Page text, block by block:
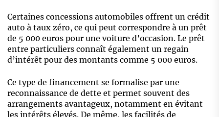
Certaines concessions automobiles offrent un crédit
auto à taux zéro, ce qui peut correspondre à un prêt
de 5 000 euros pour une voiture d’occasion. Le prêt
entre particuliers connaît également un regain
d’intérêt pour des montants comme 5 000 euros.
Ce type de financement se formalise par une
reconnaissance de dette et permet souvent des
arrangements avantageux, notamment en évitant
les intérêts élevés. De même, les facilités de